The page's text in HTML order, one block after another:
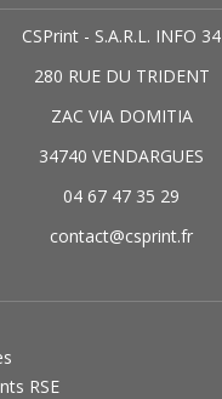
CSPrint - S.A.R.L. INFO 34
280 RUE DU TRIDENT
ZAC VIA DOMITIA
34740 VENDARGUES
04 67 47 35 29
contact@csprint.fr
RSE